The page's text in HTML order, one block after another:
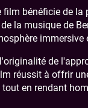
film bénéficie de la
la musique de
immersive
de
réussit à offrir
tout en rendant